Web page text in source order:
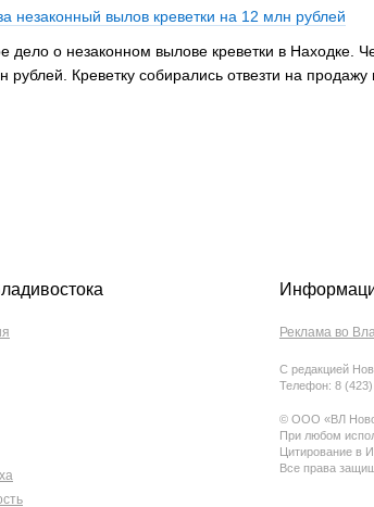
незаконный вылов креветки на 12 млн рублей
дело о незаконном вылове креветки в
Креветку собирались отвезти на
Реклама во
С редакцией
Телефон: 8
© ООО «ВЛ
При любом
Цитирование в
Все права